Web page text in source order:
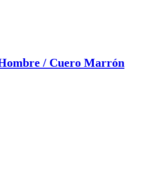
/ Cuero Marrón